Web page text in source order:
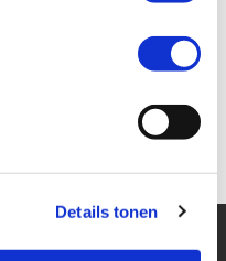
Details tonen